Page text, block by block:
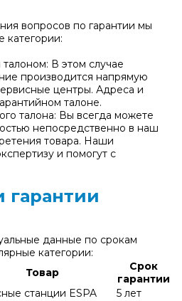
вопросов по гарантии мы
категории:
В этом случае
производится напрямую
центры. Адреса и
талоне.
талона: Вы всегда можете
непосредственно в наш
товара. Наши
и помогут с
гарантии
данные по срокам
категории:
Товар
Срок
гарантии
станции ESPA
5 лет